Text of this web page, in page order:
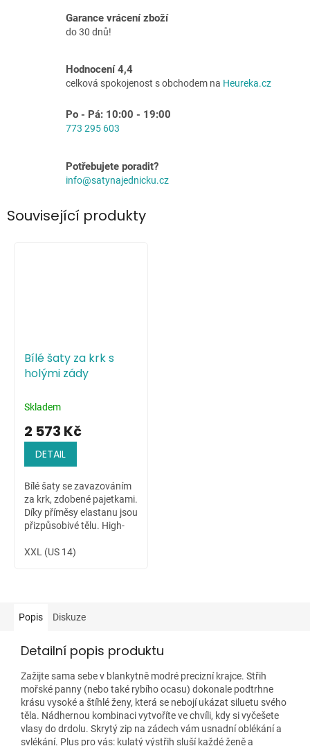
Garance vrácení zboží
do 30 dnů!
Hodnocení 4,4
celková spokojenost s obchodem na Heureka.cz
Po - Pá: 10:00 - 19:00
773 295 603
Potřebujete poradit?
info@satynajednicku.cz
Související produkty
Bílé šaty za krk s
holými zády
Skladem
2 573 Kč
DETAIL
Bílé šaty se zavazováním
za krk, zdobené pajetkami.
Díky příměsy elastanu jsou
přizpůsobivé tělu. High-
krásné nožky nositelky.
XXL (US 14)
Popis Diskuze
Detailní popis produktu
Zažijte sama sebe v blankytně modré precizní krajce. Střih
mořské panny (nebo také rybího ocasu) dokonale podtrhne
krásu vysoké a štíhlé ženy, která se nebojí ukázat siluetu svého
těla. Nádhernou kombinaci vytvoříte ve chvíli, kdy si vyčešete
vlasy do drdolu. Skrytý zip na zádech vám usnadní oblékání a
svlékání. Plus pro vás: kulatý výstřih sluší každé ženě a